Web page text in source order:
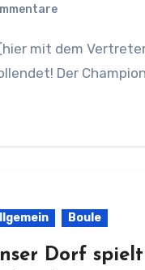
Der
Boule
Dorf